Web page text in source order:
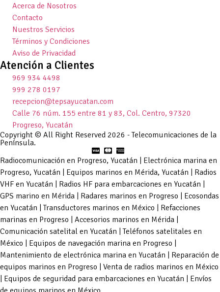
Acerca de Nosotros
Contacto
Nuestros Servicios
Términos y Condiciones
Aviso de Privacidad
Atención a Clientes
969 934 4498
999 278 0197
recepcion@tepsayucatan.com
Calle 76 núm. 155 entre 81 y 83, Col. Centro, 97320
Progreso, Yucatán
Copyright © All Right Reserved 2026 - Telecomunicaciones de la
Península.
Radiocomunicación en Progreso, Yucatán | Electrónica marina en
Progreso, Yucatán | Equipos marinos en Mérida, Yucatán | Radios
VHF en Yucatán | Radios HF para embarcaciones en Yucatán |
GPS marino en Mérida | Radares marinos en Progreso | Ecosondas
en Yucatán | Transductores marinos en México | Refacciones
marinas en Progreso | Accesorios marinos en Mérida |
Comunicación satelital en Yucatán | Teléfonos satelitales en
México | Equipos de navegación marina en Progreso |
Mantenimiento de electrónica marina en Yucatán | Reparación de
equipos marinos en Progreso | Venta de radios marinos en México
| Equipos de seguridad para embarcaciones en Yucatán | Envíos